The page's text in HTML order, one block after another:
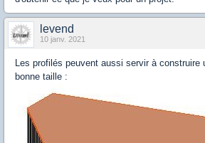
levend
10 janv. 2021
Les profilés peuvent aussi servir à construire
bonne taille :